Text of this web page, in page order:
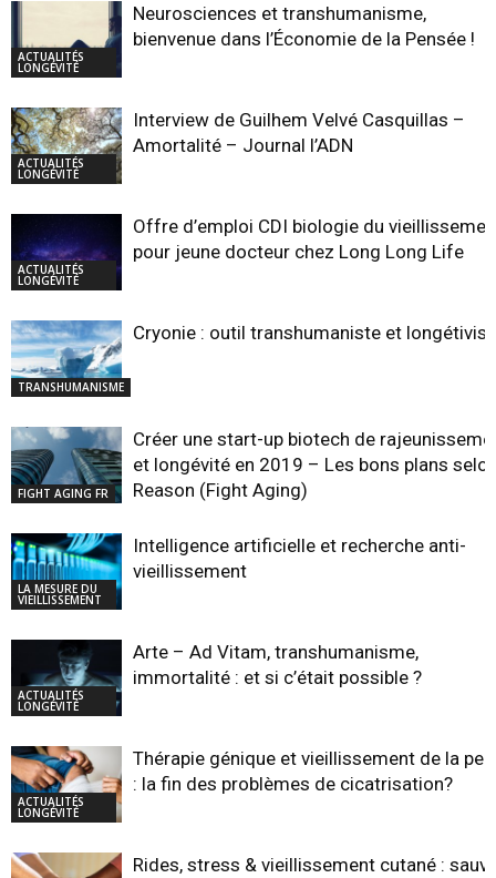
ACTUALITÉS
LONGÉVITÉ
Neurosciences et transhumanisme,
bienvenue dans l’Économie de la Pensée !
ACTUALITÉS
LONGÉVITÉ
Interview de Guilhem Velvé Casquillas –
Amortalité – Journal l’ADN
ACTUALITÉS
LONGÉVITÉ
Offre d’emploi CDI biologie du
pour jeune docteur chez Long Long Life
TRANSHUMANISME
Cryonie : outil transhumaniste et
FIGHT AGING FR
Créer une start-up biotech de
et longévité en 2019 – Les bons plans
Reason (Fight Aging)
LA MESURE DU
VIEILLISSEMENT
Intelligence artificielle et recherche anti-
vieillissement
ACTUALITÉS
LONGÉVITÉ
Arte – Ad Vitam, transhumanisme,
immortalité : et si c’était possible ?
ACTUALITÉS
LONGÉVITÉ
Thérapie génique et vieillissement de la
: la fin des problèmes de cicatrisation?
Rides, stress & vieillissement cutané :